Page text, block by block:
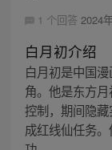
1 个回答 2024
白月初介绍
白月初是中国
角。他是东方
控制，期间隐
成红线仙任务